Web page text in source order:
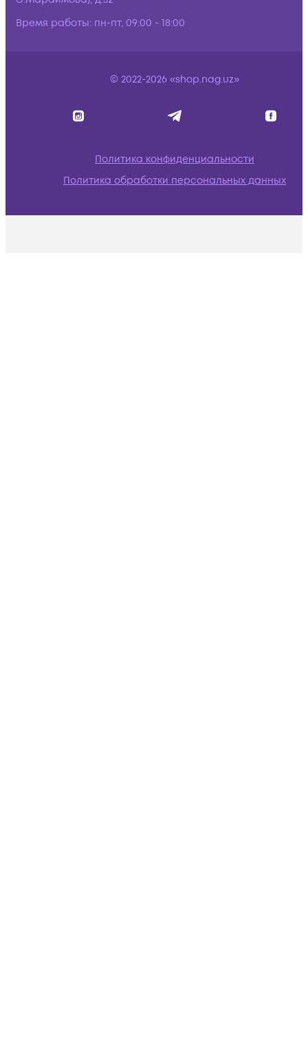
Время работы: пн-пт, 09:00 - 18:00
© 2022-2026 «shop.nag.uz»
Политика конфиденциальности
Политика обработки персональных данных